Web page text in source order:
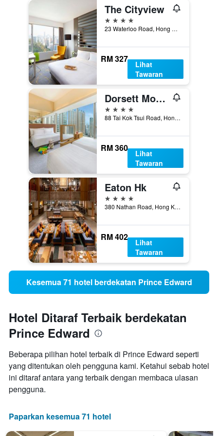
The Cityview
4 bintang
23 Waterloo Road, Hong Kong, Hong Kong
RM 327
Lihat
Tawaran
Dorsett Mongkok, Hong Kong
4 bintang
88 Tai Kok Tsui Road, Hong Kong, Hong Kong
RM 360
Lihat
Tawaran
Eaton Hk
4 bintang
380 Nathan Road, Hong Kong, Hong Kong
RM 402
Lihat
Tawaran
Kesemua 71 hotel berdekatan Prince Edward
Hotel Ditaraf Terbaik berdekatan
Prince Edward
Beberapa pilihan hotel terbaik di Prince Edward seperti
yang ditentukan oleh pengguna kami. Ketahui sebab hotel
ini ditaraf antara yang terbaik dengan membaca ulasan
pengguna.
Paparkan kesemua 71 hotel